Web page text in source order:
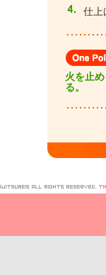
仕上
火を止
る。